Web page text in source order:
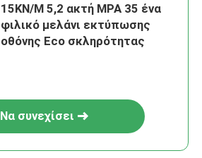
15KN/M 5,2 ακτή MPA 35 ένα
φιλικό μελάνι εκτύπωσης
οθόνης Eco σκληρότητας
Να συνεχίσει